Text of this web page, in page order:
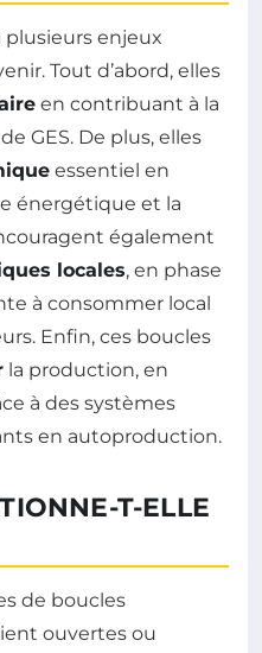
enjeux
Tout d’abord, elles
en contribuant à la
GES. De plus, elles
essentiel en
énergétique et la
également
locales, en phase
à consommer local
Enfin, ces boucles
la production, en
à des systèmes
en autoproduction.
T-ELLE
de boucles
ouvertes ou